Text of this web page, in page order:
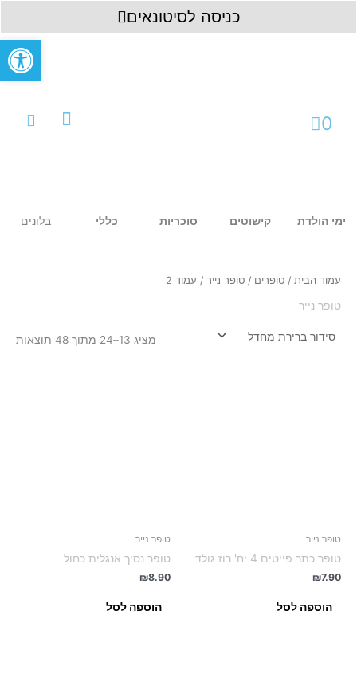
כניסה לסיטונאים
0
עגלת
ימי הולדת קישוטים סוכריות כללי בלונים
עמוד הבית / טופרים / טופר נייר / עמוד 2
טופר נייר
מציג 13–24 מתוך 48 תוצאות
טופר נייר
טופר כתר פייטים 4 יח' רוז גולד
₪7.90
הוספה לסל
טופר נייר
טופר נסיך אנגלית כחול
₪8.90
הוספה לסל
פתח